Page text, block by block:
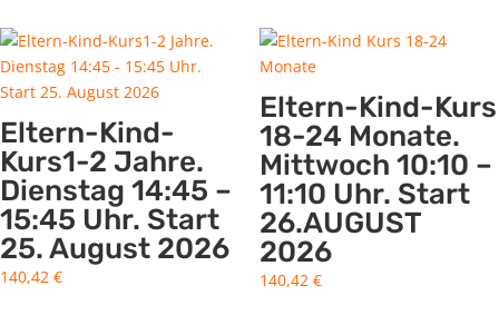
Eltern-Kind-
Kurs1-2 Jahre.
Dienstag 14:45 –
15:45 Uhr. Start
25. August 2026
140,42 €
Eltern-Kind-Kurs
18-24 Monate.
Mittwoch 10:10 –
11:10 Uhr. Start
26.AUGUST
2026
140,42 €